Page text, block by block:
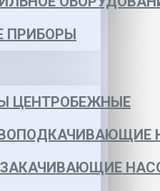
ПРИБОРЫ
ЦЕНТРОБЕЖНЫЕ